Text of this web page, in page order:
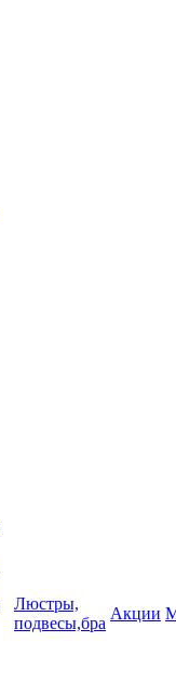
Люстры,
подвесы,бра
Акции